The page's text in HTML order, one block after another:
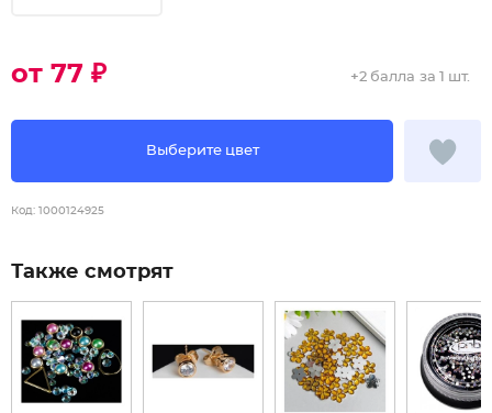
от 77 ₽
Выберите цвет
+2 балла за 1 шт.
Код: 1000124925
Также смотрят